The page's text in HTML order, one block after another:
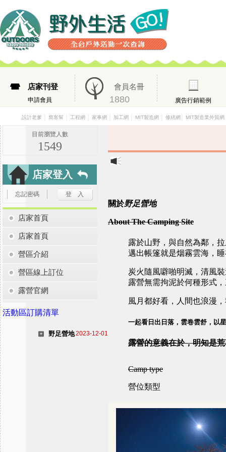
店家刊登
申請會員
會員名冊
1880 廣告行銷範例
設計老爹 窩客幫 工程網 │家事網 加工網 MIT製造網 │修繕網 MIT製造業外貿網
目前瀏覽人數
1549
店家登入
忘記密碼
店家首頁
店家首頁
營區介紹
營區線上訂位
露營官網
活動區訂購清單
關於野足營地
About The Camping Site
露於山野，與自然為鄰，
邁出帳篷就是烟霧雲海，
炭火隨風噼啪明滅，清風
露營無需拘泥於何種形式
風月都好看，人間也浪漫
一起看日出日落，雲卷雲舒，以
露營的意義在於，明知是
Camp type
營位類型
野足營地2023-12-01